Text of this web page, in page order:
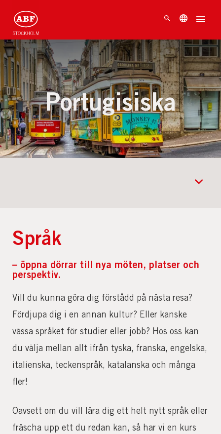
Portugisiska
Språk
– öppna dörrar till nya möten, platser och
perspektiv.
Vill du kunna göra dig förstådd på nästa resa?
Fördjupa dig i en annan kultur? Eller kanske
vässa språket för studier eller jobb? Hos oss kan
du välja mellan allt ifrån tyska, franska, engelska,
italienska, teckenspråk, katalanska och många
fler!
Oavsett om du vill lära dig ett helt nytt språk eller
fräscha upp ett du redan kan, så har vi en kurs